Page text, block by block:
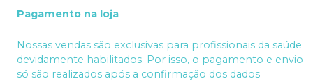
Pagamento na loja
Nossas vendas são exclusivas para profissionais da saúde
devidamente habilitados. Por isso, o pagamento e envio
só são realizados após a confirmação dos dados